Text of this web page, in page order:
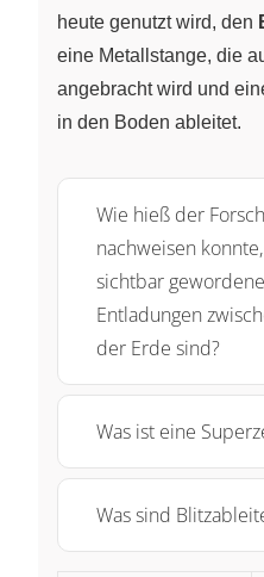
heute genutzt wird, den
eine Metallstange, die
angebracht wird und
in den Boden ableitet.
Wie hieß der
nachweisen
sichtbar
Entladungen
der Erde sind?
Was ist eine
Was sind